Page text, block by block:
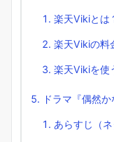
楽天Vikiとは
楽天Vikiの料
楽天Vikiを使
ドラマ『偶然
あらすじ（ネ